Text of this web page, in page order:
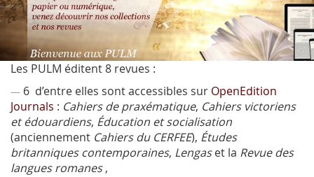
Les PULM éditent 8 revues :
— 6 d’entre elles sont accessibles sur OpenEdition
Journals : Cahiers de praxématique, Cahiers victoriens
et édouardiens, Éducation et socialisation
(anciennement Cahiers du CERFEE), Études
britanniques contemporaines, Lengaset la Revue des
langues romanes,